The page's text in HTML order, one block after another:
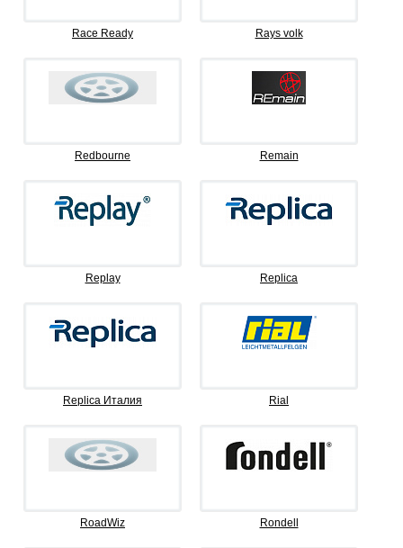
Race Ready Rays volk
Redbourne Remain
Replay Replica
Replica Италия Rial
RoadWiz Rondell